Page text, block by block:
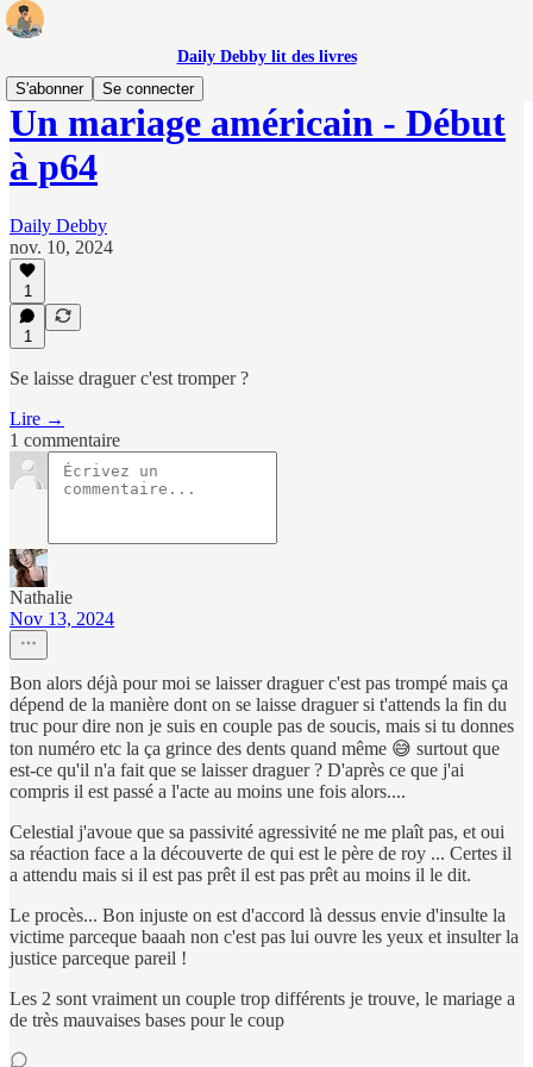
Daily Debby lit des livres
S'abonner
Se connecter
Un mariage américain - Début
à p64
Daily Debby
nov. 10, 2024
1
1
Se laisse draguer c'est tromper ?
Lire →
1 commentaire
Nathalie
Nov 13, 2024
Bon alors déjà pour moi se laisser draguer c'est pas trompé mais ça
dépend de la manière dont on se laisse draguer si t'attends la fin du
truc pour dire non je suis en couple pas de soucis, mais si tu donnes
ton numéro etc la ça grince des dents quand même 😅 surtout que
est-ce qu'il n'a fait que se laisser draguer ? D'après ce que j'ai
compris il est passé a l'acte au moins une fois alors....
Celestial j'avoue que sa passivité agressivité ne me plaît pas, et oui
sa réaction face a la découverte de qui est le père de roy ... Certes il
a attendu mais si il est pas prêt il est pas prêt au moins il le dit.
Le procès... Bon injuste on est d'accord là dessus envie d'insulte la
victime parceque baaah non c'est pas lui ouvre les yeux et insulter la
justice parceque pareil !
Les 2 sont vraiment un couple trop différents je trouve, le mariage a
de très mauvaises bases pour le coup